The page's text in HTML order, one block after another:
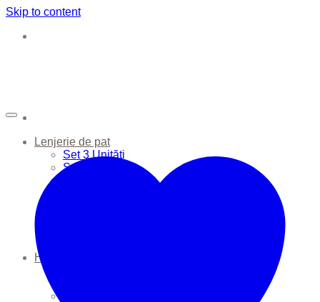
Skip to content
Lenjerie de pat
Set 3 Unități
Set 6 Unități
Haine Bebe